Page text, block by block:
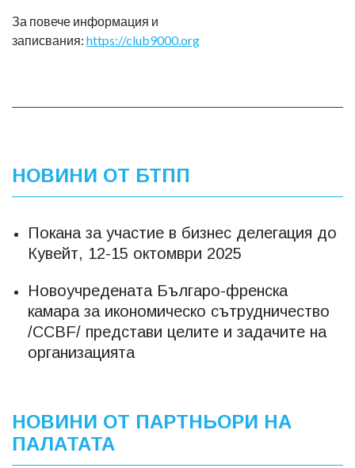
За повече информация и
записвания: https://club9000.org
НОВИНИ ОТ БТПП
Покана за участие в бизнес делегация до
Кувейт, 12-15 октомври 2025
Новоучредената Българо-френска
камара за икономическо сътрудничество
/CCBF/ представи целите и задачите на
организацията
НОВИНИ ОТ ПАРТНЬОРИ НА
ПАЛАТАТА